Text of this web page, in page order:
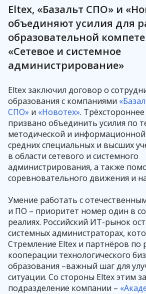
Eltex, «Базальт СПО» и
объединяют усилия для
образовательной
«Сетевое и системное
администрирование»
Eltex заключил договор о
образования с компаниями
СПО» и «Новотех».
призвано объединить усилия по
методической и
средних специальных и высших
в области сетевого и системного
администрирования, а также
соревновательного движения и
Умение работать с
и ПО – приоритет номер один в
реалиях. Российский ИТ-рынок
системных администраторах,
Стремление Eltex и партнёров по
кооперации технологического
образования –важный шаг для
ситуации. Со стороны Eltex этим
подразделение компании –
Код сертификата
Проверить